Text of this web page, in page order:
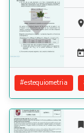
 

#estequiometria
